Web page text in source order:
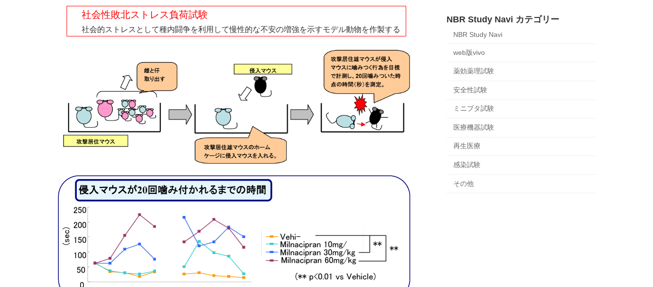
社会性敗北ストレス負荷試験
社会的ストレスとして種内闘争を利用して慢性的な不安の増強を示すモデル動物を作製する
NBR Study Navi カテゴリー
NBR Study Navi
web版vivo
薬効薬理試験
安全性試験
ミニブタ試験
医療機器試験
再生医療
感染試験
その他